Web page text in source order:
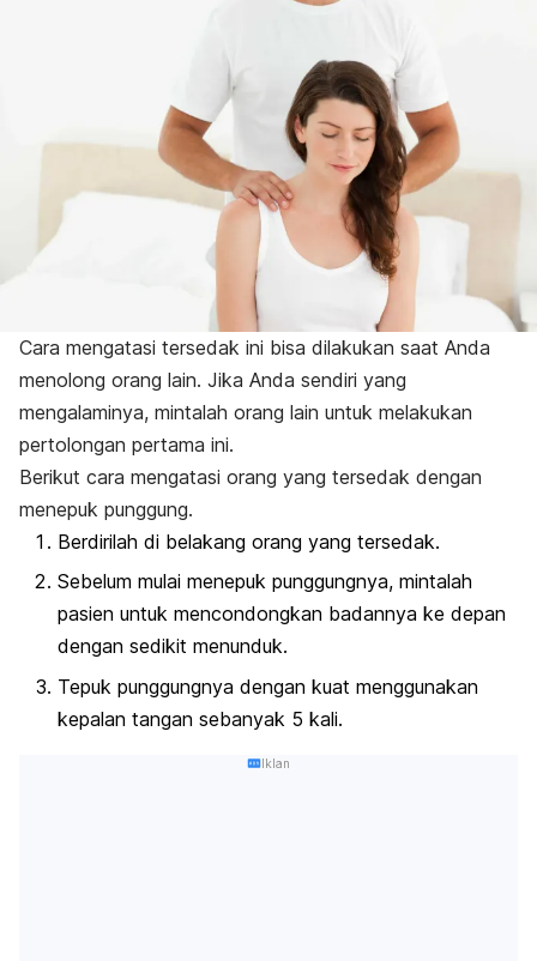
Cara mengatasi tersedak ini bisa dilakukan saat Anda
menolong orang lain. Jika Anda sendiri yang
mengalaminya, mintalah orang lain untuk melakukan
pertolongan pertama ini.
Berikut cara mengatasi orang yang tersedak dengan
menepuk punggung.
Berdirilah di belakang orang yang tersedak.
Sebelum mulai menepuk punggungnya, mintalah
pasien untuk mencondongkan badannya ke depan
dengan sedikit menunduk.
Tepuk punggungnya dengan kuat menggunakan
kepalan tangan sebanyak 5 kali.
Iklan